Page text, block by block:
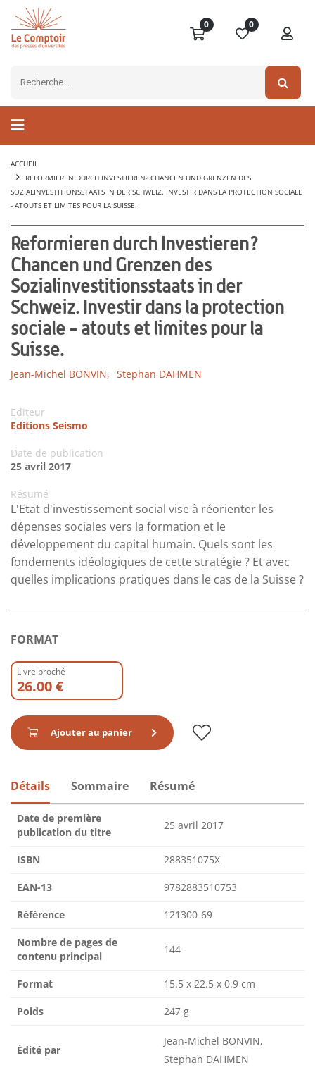
0 0
ACCUEIL
REFORMIEREN DURCH INVESTIEREN? CHANCEN UND GRENZEN DES
SOZIALINVESTITIONSSTAATS IN DER SCHWEIZ. INVESTIR DANS LA PROTECTION SOCIALE
- ATOUTS ET LIMITES POUR LA SUISSE.
Reformieren durch Investieren?
Chancen und Grenzen des
Sozialinvestitionsstaats in der
Schweiz. Investir dans la protection
sociale - atouts et limites pour la
Suisse.
Jean-Michel BONVIN, Stephan DAHMEN
Editeur
Editions Seismo
Date de publication
25 avril 2017
Résumé
L'Etat d'investissement social vise à réorienter les
dépenses sociales vers la formation et le
développement du capital humain. Quels sont les
fondements idéologiques de cette stratégie ? Et avec
quelles implications pratiques dans le cas de la Suisse ?
FORMAT
Livre broché
26.00 €
Ajouter au panier
Détails Sommaire Résumé
Date de première
publication du titre
25 avril 2017
ISBN 288351075X
EAN-13 9782883510753
Référence 121300-69
Nombre de pages de
contenu principal
144
Format 15.5 x 22.5 x 0.9 cm
Poids 247 g
Édité par
Jean-Michel BONVIN,
Stephan DAHMEN